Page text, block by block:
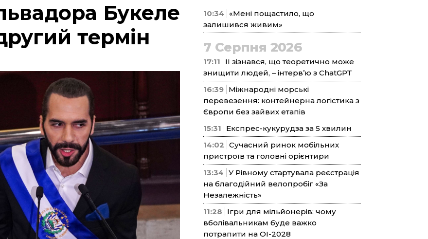
Букеле
термін
10:34
«Мені пощастило, що
залишився живим»
7 Серпня 2026
17:11
ІІ зізнався, що теоретично може
знищити людей, – інтерв’ю з ChatGPT
16:39 Міжнародні морські
перевезення: контейнерна логістика з
Європи без зайвих етапів
15:31
Експрес-кукурудза за 5 хвилин
14:02 Сучасний ринок мобільних
пристроїв та головні орієнтири
13:34 У Рівному стартувала реєстрація
на благодійний велопробіг «За
Незалежність»
11:28
Ігри для мільйонерів: чому
вболівальникам буде важко
потрапити на ОІ-2028